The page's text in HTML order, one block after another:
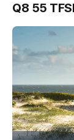
Q8 55 TFSI